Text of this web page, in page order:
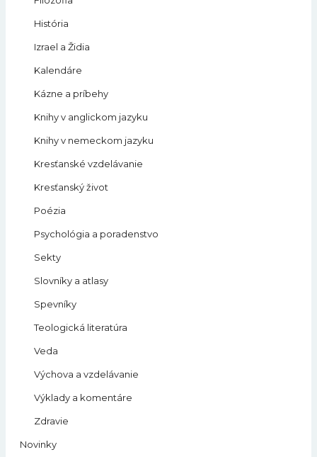
História
Izrael a Židia
Kalendáre
Kázne a príbehy
Knihy v anglickom jazyku
Knihy v nemeckom jazyku
Kresťanské vzdelávanie
Kresťanský život
Poézia
Psychológia a poradenstvo
Sekty
Slovníky a atlasy
Spevníky
Teologická literatúra
Veda
Výchova a vzdelávanie
Výklady a komentáre
Zdravie
Novinky